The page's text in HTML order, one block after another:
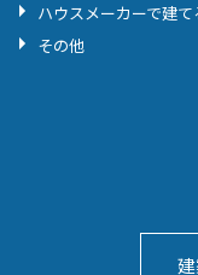
ハウスメーカーで建て
その他